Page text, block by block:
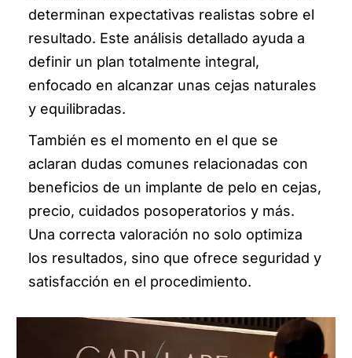
determinan expectativas realistas sobre el
resultado. Este análisis detallado ayuda a
definir un plan totalmente integral,
enfocado en alcanzar unas cejas naturales
y equilibradas.
También es el momento en el que se
aclaran dudas comunes relacionadas con
beneficios de un implante de pelo en cejas,
precio, cuidados posoperatorios y más.
Una correcta valoración no solo optimiza
los resultados, sino que ofrece seguridad y
satisfacción en el procedimiento.